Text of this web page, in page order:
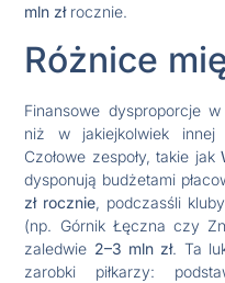
mln złrocznie.
Różnice
Finansowe dysproporcje
niż w jakiejkolwiek innej
Czołowe zespoły, takie jak
dysponują budżetami
zł rocznie, podczasśli
(np. Górnik Łęczna czy
zaledwie 2–3 mln zł. Ta
zarobki piłkarzy: